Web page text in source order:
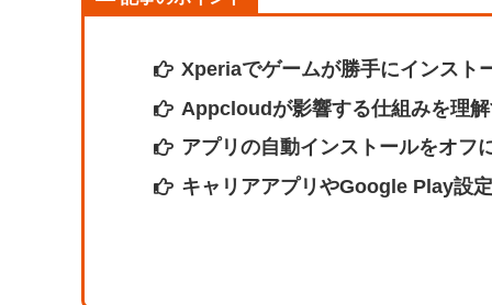
Xperiaでゲームが勝手にインスト
Appcloudが影響する仕組みを理
アプリの自動インストールをオフ
キャリアアプリやGoogle Play設